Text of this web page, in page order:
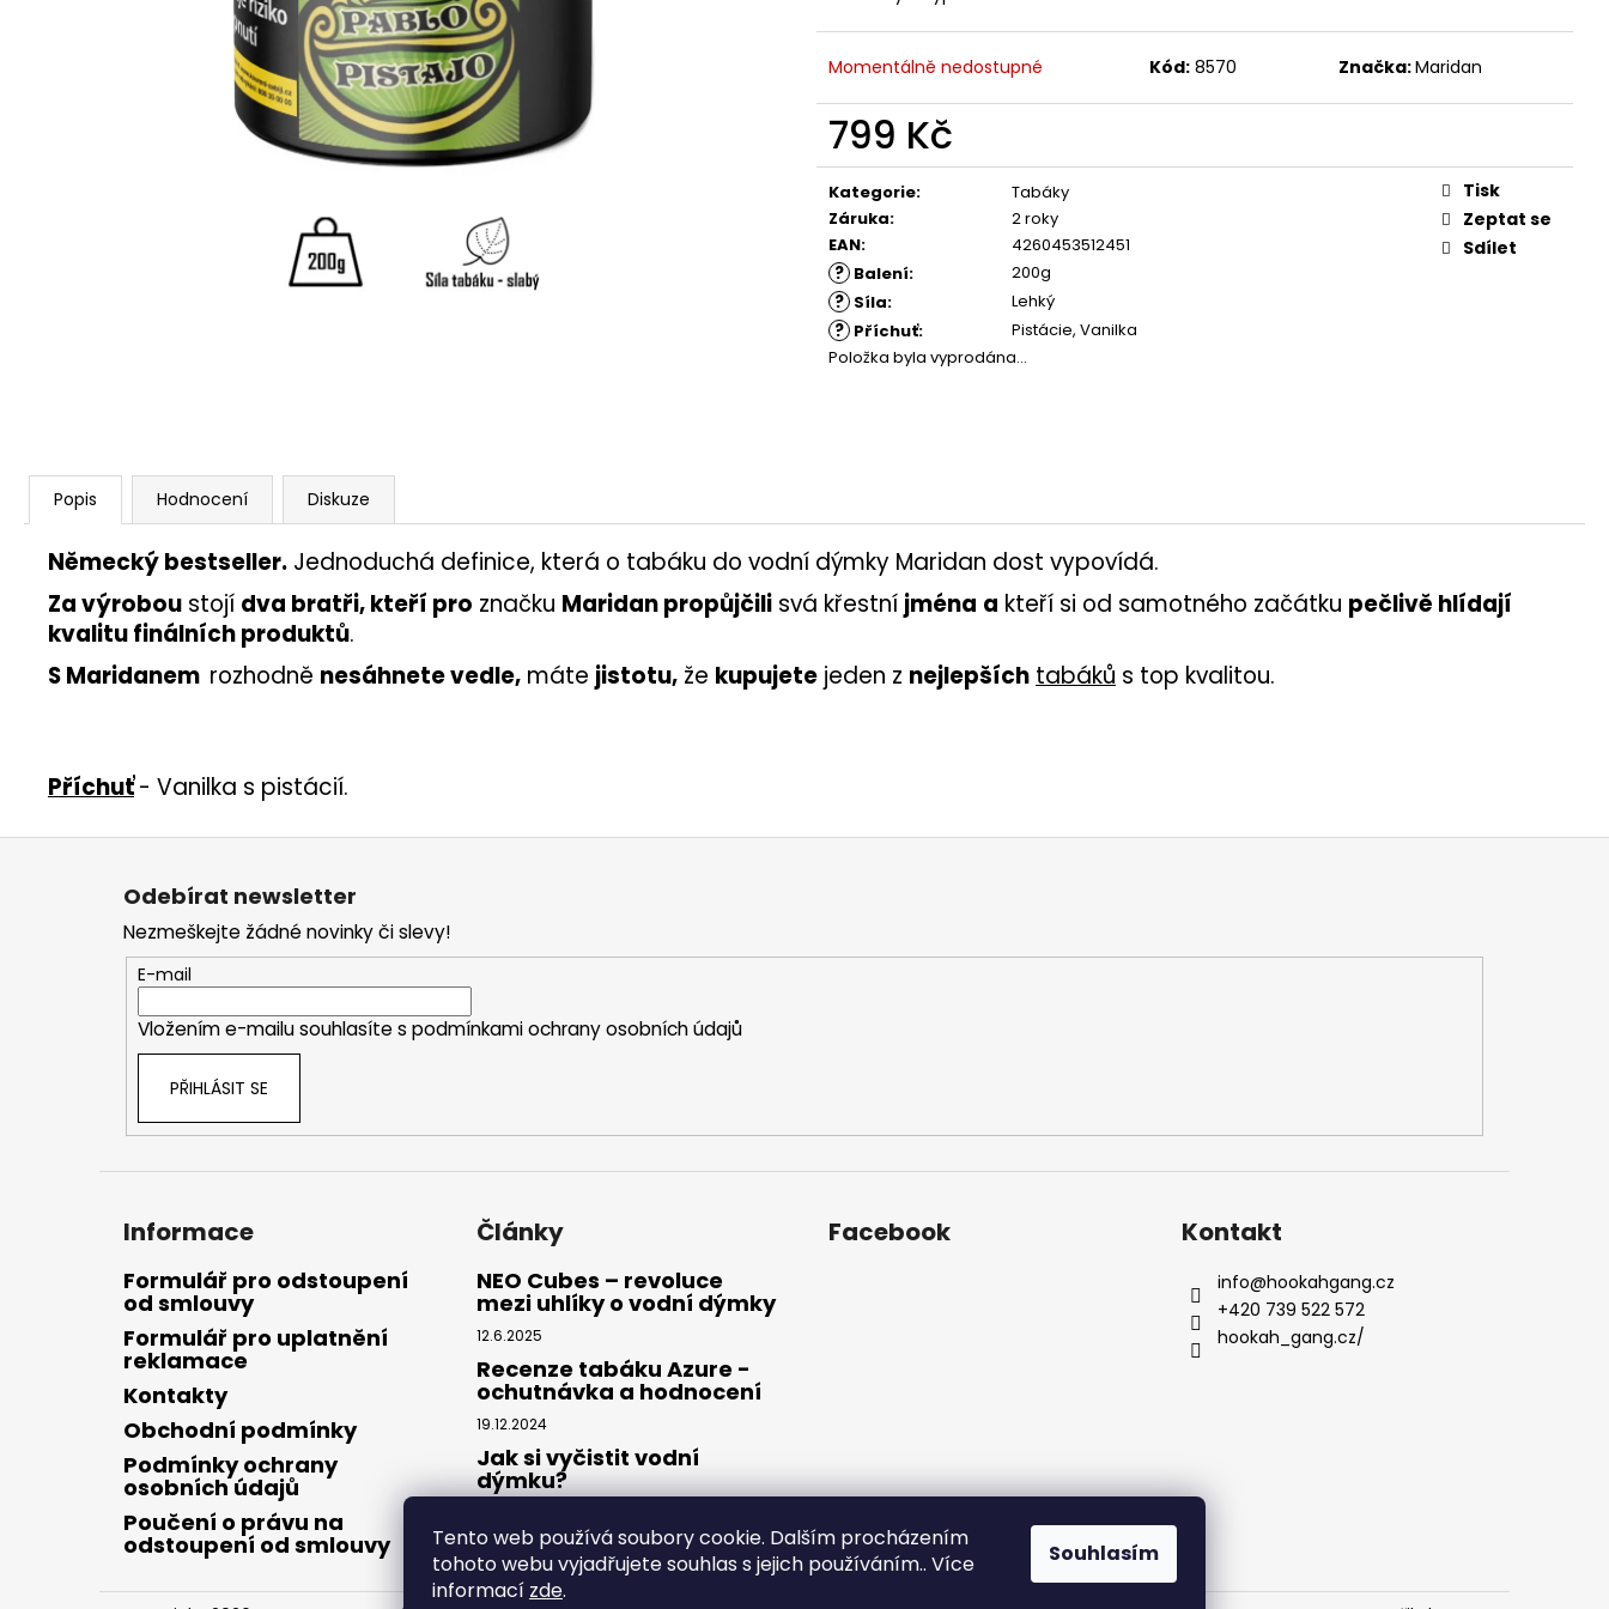
Tento web používá soubory cookie. Dalším procházením
tohoto webu vyjadřujete souhlas s jejich používáním.. Více
informací zde.
Souhlasím
Momentálně nedostupné Kód: 8570 Značka:Maridan
799 Kč
Měrná
cena:
Kategorie:
Tabáky
Záruka:
2 roky
EAN: 4260453512451
? Balení: 200g
? Síla: Lehký
? Příchuť:
Pistácie, Vanilka
Položka byla vyprodána…
Tisk
Zeptat se
Sdílet
Popis Hodnocení Diskuze
Německý bestseller. Jednoduchá definice, která o tabáku do vodní dýmky Maridan dost vypovídá.
Za výrobou stojí dva bratři, kteří pro značku Maridan propůjčili svá křestní jména a kteří si od samotného začátku pečlivě hlídají
kvalitu finálních produktů.
S Maridanem rozhodně nesáhnete vedle, máte jistotu, že kupujete jeden z nejlepších tabáků s top kvalitou.
Příchuť- Vanilka s pistácií.
Z
Odebírat newsletter
Nezmeškejte žádné novinky či slevy!
E-mail
Vložením e-mailu souhlasíte s podmínkami ochrany osobních údajů
PŘIHLÁSIT SE
Informace
Formulář pro odstoupení
od smlouvy
Formulář pro uplatnění
reklamace
Kontakty
Obchodní podmínky
Podmínky ochrany
osobních údajů
Poučení o právu na
odstoupení od smlouvy
Články
NEO Cubes – revoluce
mezi uhlíky o vodní dýmky
12.6.2025
Recenze tabáku Azure -
ochutnávka a hodnocení
19.12.2024
Jak si vyčistit vodní
dýmku?
Facebook Kontakt
info@hookahgang.cz
+420 739 522 572
hookah_gang.cz/